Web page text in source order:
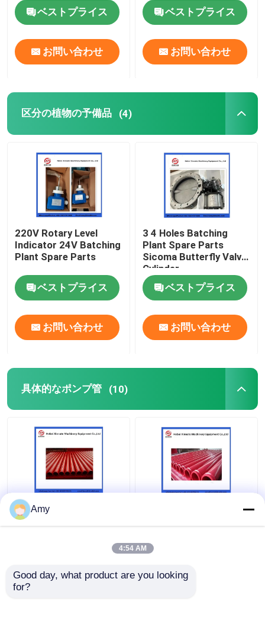
具体的なポンプ ゴム製 ホース
コンクリートポンプのクランプ・クランプ
コンクリートポンプのクリーニングボール
コンクリートブームプレッシャー
レックストッドポンプ
SANYの具体的なポンプ部品
Zoomlionの具体的なポンプ部品
コンクリートポンプ用アクセサリー
ベストプライス
お問い合わせ
ベストプライス
お問い合わせ
区分の植物の予備品 (4)
220V Rotary Level
Indicator 24V Batching
Plant Spare Parts
ベストプライス
お問い合わせ
3 4 Holes Batching
Plant Spare Parts
Sicoma Butterfly Valve
Cylinder
Electropneumatic
Actuator Cylinder
ベストプライス
お問い合わせ
具体的なポンプ管 (10)
Amy
4:54 AM
Good day, what product are you looking
for?